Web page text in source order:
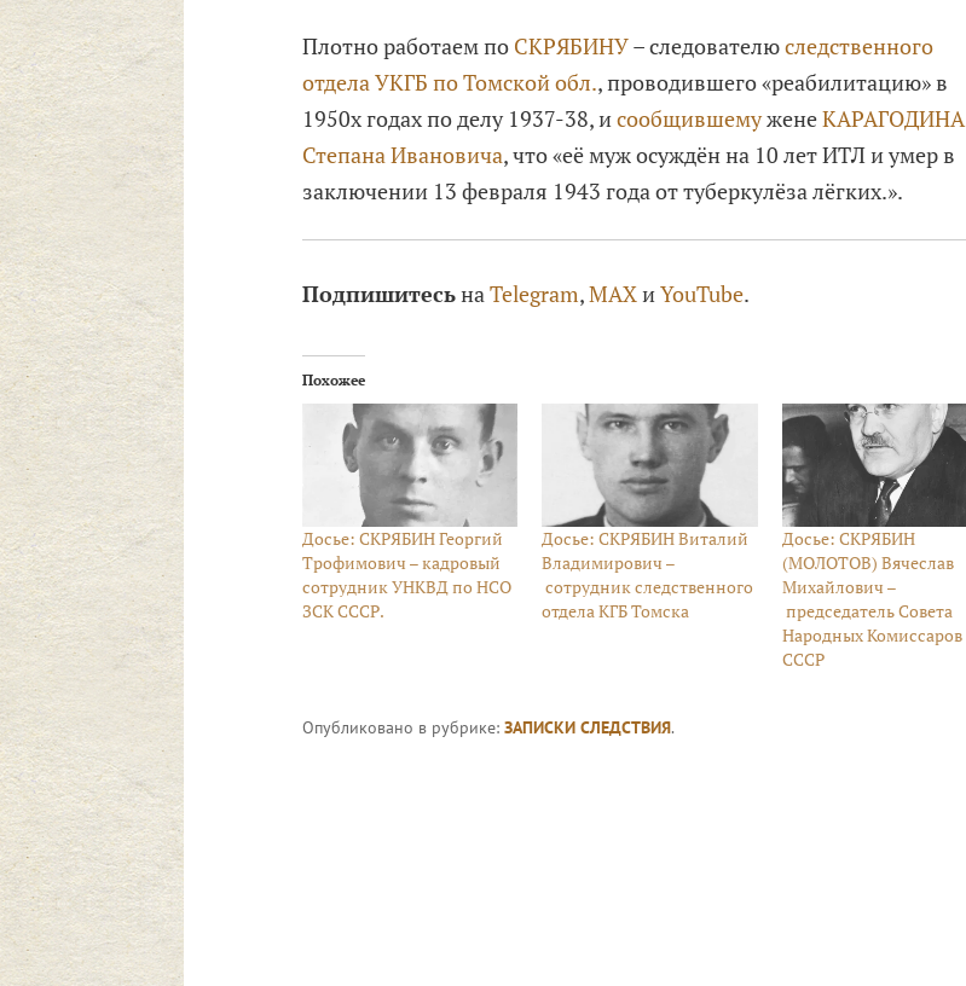
‪Плотно работаем по СКРЯБИНУ– следователюследственного
отдела УКГБ по Томской обл., проводившего «реабилитацию» в
1950х годах по делу 1937-38, исообщившемуженеКАРАГОДИНА
Степана Ивановича, что «её муж осуждён на 10 лет ИТЛ и умер в
заключении 13 февраля 1943 года от туберкулёза лёгких.».‬
ПодпишитесьнаTelegram,MAXиYouTube.
Похожее
Досье: СКРЯБИН Георгий
Трофимович – кадровый
сотрудник УНКВД по НСО
ЗСК СССР.
Досье: СКРЯБИН Виталий
Владимирович –
сотрудник следственного
отдела КГБ Томска
Досье: СКРЯБИН
(МОЛОТОВ) Вячеслав
Михайлович –
председатель Совета
Народных Комиссаров
СССР
Опубликовано в рубрике: ЗАПИСКИ СЛЕДСТВИЯ.